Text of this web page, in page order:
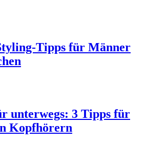
Tipps für Männer
unterwegs: 3 Tipps für
Kopfhörern